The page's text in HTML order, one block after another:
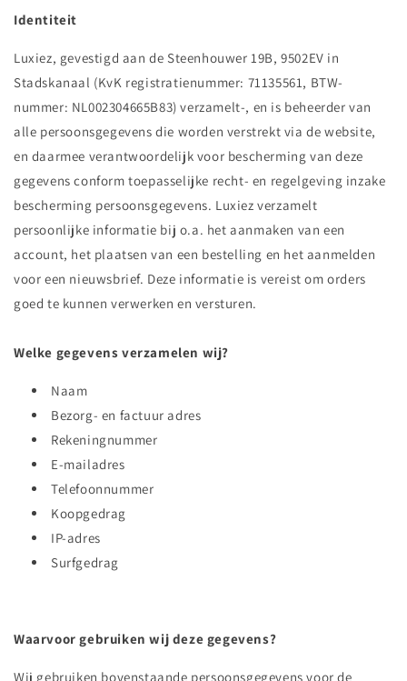
Identiteit
Luxiez, gevestigd aan de Steenhouwer 19B, 9502EV in
Stadskanaal (KvK registratienummer: 71135561, BTW-
nummer: NL002304665B83) verzamelt-, en is beheerder van
alle persoonsgegevens die worden verstrekt via de website,
en daarmee verantwoordelijk voor bescherming van deze
gegevens conform toepasselijke recht- en regelgeving inzake
bescherming persoonsgegevens. Luxiez verzamelt
persoonlijke informatie bij o.a. het aanmaken van een
account, het plaatsen van een bestelling en het aanmelden
voor een nieuwsbrief. Deze informatie is vereist om orders
goed te kunnen verwerken en versturen.
Welke gegevens verzamelen wij?
Naam
Bezorg- en factuur adres
Rekeningnummer
E-mailadres
Telefoonnummer
Koopgedrag
IP-adres
Surfgedrag
Waarvoor gebruiken wij deze gegevens?
Wij gebruiken bovenstaande persoonsgegevens voor de